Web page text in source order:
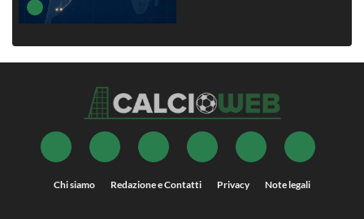
Chi siamo Redazione e Contatti Privacy Note legali